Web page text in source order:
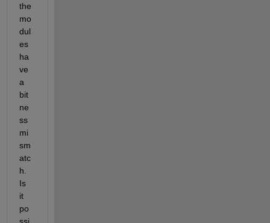
the
mo
dul
es
ha
ve
a
bit
ne
ss
mi
sm
atc
h.
Is
it
po